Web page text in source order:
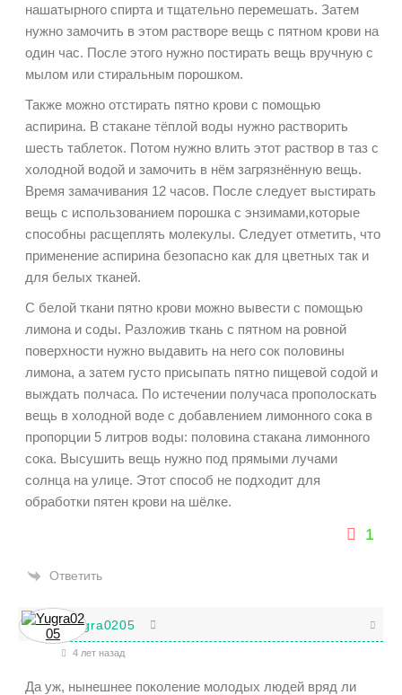
нашатырного спирта и тщательно перемешать. Затем
нужно замочить в этом растворе вещь с пятном крови на
один час. После этого нужно постирать вещь вручную с
мылом или стиральным порошком.
Также можно отстирать пятно крови с помощью
аспирина. В стакане тёплой воды нужно растворить
шесть таблеток. Потом нужно влить этот раствор в таз с
холодной водой и замочить в нём загрязнённую вещь.
Время замачивания 12 часов. После следует выстирать
вещь с использованием порошка с энзимами,которые
способны расщеплять молекулы. Следует отметить, что
применение аспирина безопасно как для цветных так и
для белых тканей.
С белой ткани пятно крови можно вывести с помощью
лимона и соды. Разложив ткань с пятном на ровной
поверхности нужно выдавить на него сок половины
лимона, а затем густо присыпать пятно пищевой содой и
выждать полчаса. По истечении получаса прополоскать
вещь в холодной воде с добавлением лимонного сока в
пропорции 5 литров воды: половина стакана лимонного
сока. Высушить вещь нужно под прямыми лучами
солнца на улице. Этот способ не подходит для
обработки пятен крови на шёлке.
1
Ответить
Yugra0205
4 лет назад
Да уж, нынешнее поколение молодых людей вряд ли